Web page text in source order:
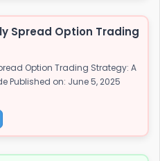
Spread Option Trading
Option Trading Strategy: A
Published on: June 5, 2025